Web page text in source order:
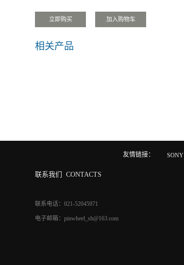
相关产品
友情链接： SONY
联系我们 CONTACTS
联系电话：021-52045971
电子邮箱：pinwheel_sh@163.com